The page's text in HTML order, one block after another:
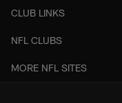
CLUB LINKS
NFL CLUBS
MORE NFL SITES